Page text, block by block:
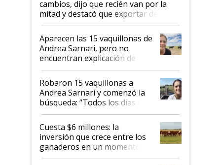
cambios, dijo que recién van por la
mitad y destacó que exportar dejó de
ser "para unos pocos": "Tenemos un
mandato muy claro del gobierno
nacional"
Aparecen las 15 vaquillonas de
Andrea Sarnari, pero no
encuentran explicación de
cómo llegaron allí
Robaron 15 vaquillonas a
Andrea Sarnari y comenzó la
búsqueda: “Todos los días le
toca a algún productor”
Cuesta $6 millones: la
inversión que crece entre los
ganaderos en un momento
histórico para la actividad